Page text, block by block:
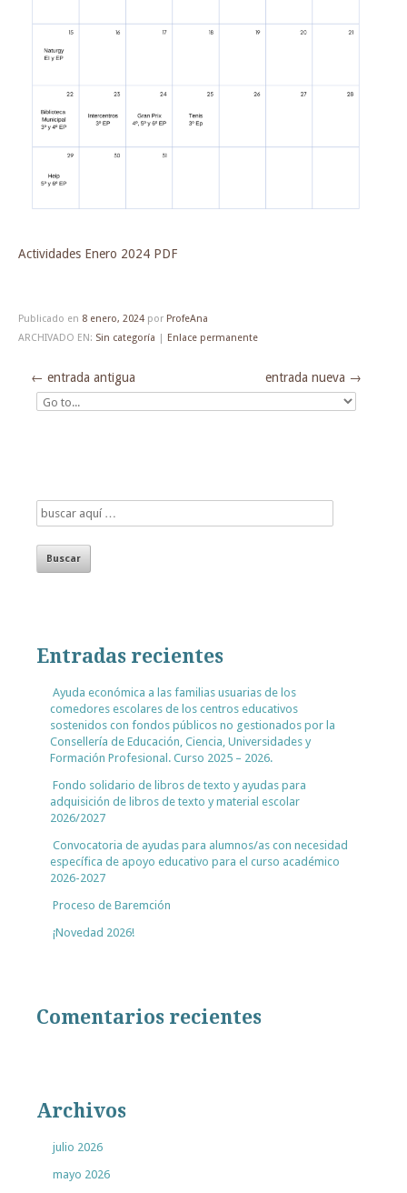
Actividades Enero 2024 PDF
Publicado en 8 enero, 2024 por ProfeAna
ARCHIVADO EN: Sin categoría Enlace permanente
← entrada antigua entrada nueva →
Entradas recientes
Ayuda económica a las familias usuarias de los
comedores escolares de los centros educativos
sostenidos con fondos públicos no gestionados por la
Consellería de Educación, Ciencia, Universidades y
Formación Profesional. Curso 2025 – 2026.
Fondo solidario de libros de texto y ayudas para
adquisición de libros de texto y material escolar
2026/2027
Convocatoria de ayudas para alumnos/as con necesidad
específica de apoyo educativo para el curso académico
2026-2027
Proceso de Baremción
¡Novedad 2026!
Comentarios recientes
Archivos
julio 2026
mayo 2026